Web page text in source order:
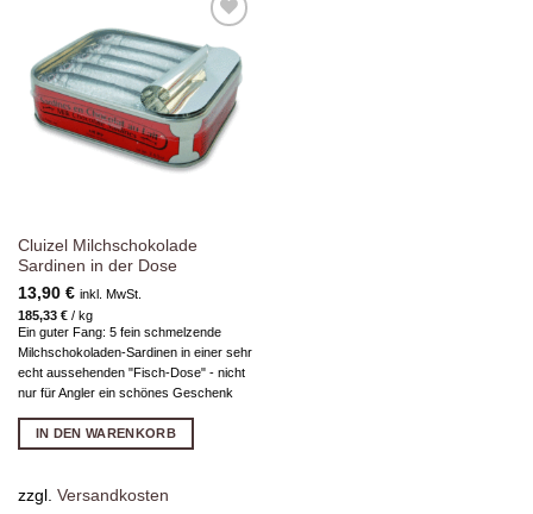
Zur
Wunschliste
hinzufügen
Cluizel Milchschokolade
Sardinen in der Dose
13,90 € inkl. MwSt.
185,33 €/ kg
Ein guter Fang: 5 fein schmelzende
Milchschokoladen-Sardinen in einer sehr
echt aussehenden "Fisch-Dose" - nicht
nur für Angler ein schönes Geschenk
IN DEN WARENKORB
zzgl. Versandkosten